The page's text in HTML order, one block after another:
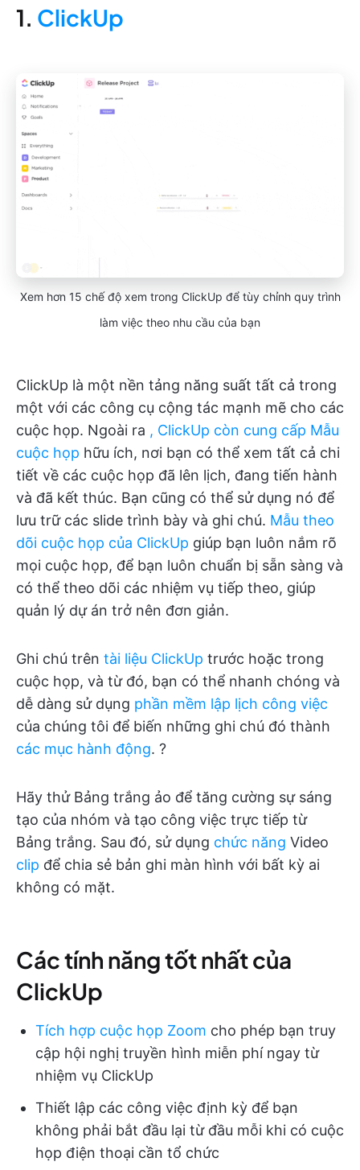
1. ClickUp
Xem hơn 15 chế độ xem trong ClickUp để tùy chỉnh quy trình
làm việc theo nhu cầu của bạn
ClickUp là một nền tảng năng suất tất cả trong
một với các công cụ cộng tác mạnh mẽ cho các
cuộc họp. Ngoài ra , ClickUp còn cung cấp Mẫu
cuộc họp hữu ích, nơi bạn có thể xem tất cả chi
tiết về các cuộc họp đã lên lịch, đang tiến hành
và đã kết thúc. Bạn cũng có thể sử dụng nó để
lưu trữ các slide trình bày và ghi chú. Mẫu theo
dõi cuộc họp của ClickUp giúp bạn luôn nắm rõ
mọi cuộc họp, để bạn luôn chuẩn bị sẵn sàng và
có thể theo dõi các nhiệm vụ tiếp theo, giúp
quản lý dự án trở nên đơn giản.
Ghi chú trên tài liệu ClickUp trước hoặc trong
cuộc họp, và từ đó, bạn có thể nhanh chóng và
dễ dàng sử dụng phần mềm lập lịch công việc
của chúng tôi để biến những ghi chú đó thành
các mục hành động. ?
Hãy thử Bảng trắng ảo để tăng cường sự sáng
tạo của nhóm và tạo công việc trực tiếp từ
Bảng trắng. Sau đó, sử dụng chức năng Video
clip để chia sẻ bản ghi màn hình với bất kỳ ai
không có mặt.
Các tính năng tốt nhất của
ClickUp
Tích hợp cuộc họp Zoom cho phép bạn truy
cập hội nghị truyền hình miễn phí ngay từ
nhiệm vụ ClickUp
Thiết lập các công việc định kỳ để bạn
không phải bắt đầu lại từ đầu mỗi khi có cuộc
họp điện thoại cần tổ chức